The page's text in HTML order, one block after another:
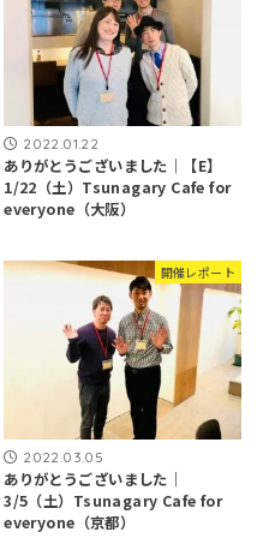
2022.01.22
ありがとうございました｜【E】
1/22（土）Tsunagary Cafe for
everyone（大阪）
開催レポート
2022.03.05
ありがとうございました｜
3/5（土）Tsunagary Cafe for
everyone（京都）